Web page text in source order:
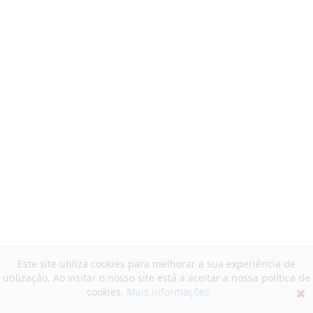
Este site utiliza cookies para melhorar a sua experiência de
utilização. Ao visitar o nosso site está a aceitar a nossa política de
cookies. Mais informações ✖